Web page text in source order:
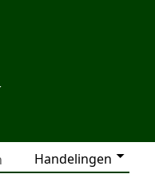
Handelingen